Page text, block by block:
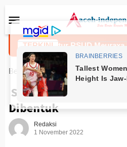
ke
kontenMobile
TERKINI
Direktur RSUD Meuraxa
Beranda Kesehatan
Satgas Khusus
Dibentuk
Redaksi
1 November 2022